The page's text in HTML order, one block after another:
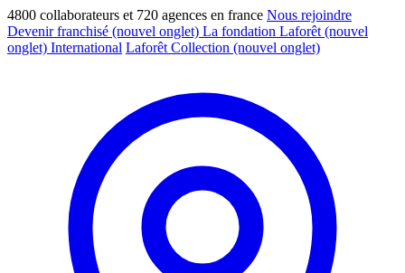
4800 collaborateurs et 720 agences en france Nous rejoindre
Devenir franchisé (nouvel onglet) La fondation Laforêt (nouvel
onglet) International Laforêt Collection (nouvel onglet)